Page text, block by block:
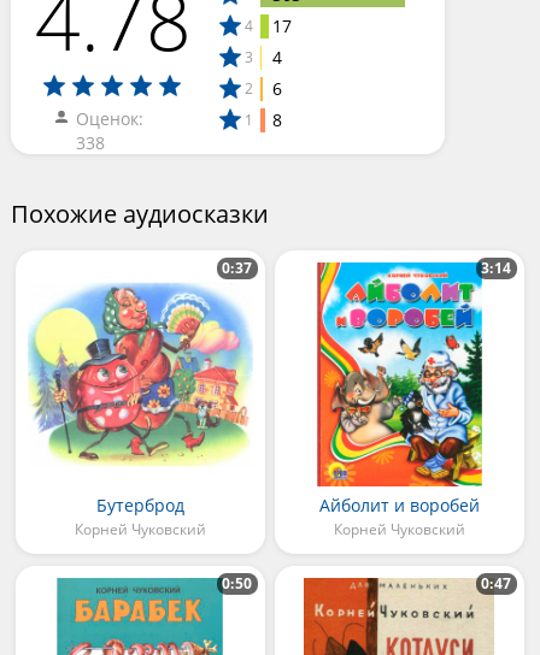
Оценок:
338
4 17
3 4
2 6
1 8
Похожие аудиосказки
Бутерброд
Корней Чуковский
0:37
Айболит и воробей
Корней Чуковский
3:14
0:50 0:47